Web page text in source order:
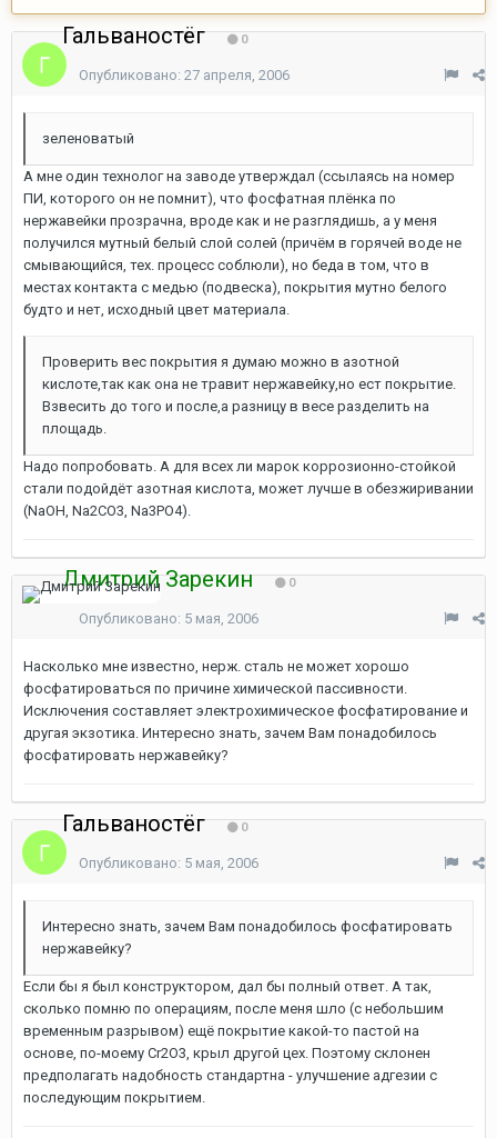
Гальваностёг 0
Опубликовано: 27 апреля, 2006
зеленоватый
А мне один технолог на заводе утверждал (ссылаясь на номер
ПИ, которого он не помнит), что фосфатная плёнка по
нержавейки прозрачна, вроде как и не разглядишь, а у меня
получился мутный белый слой солей (причём в горячей воде не
смывающийся, тех. процесс соблюли), но беда в том, что в
местах контакта с медью (подвеска), покрытия мутно белого
будто и нет, исходный цвет материала.
Проверить вес покрытия я думаю можно в азотной
кислоте,так как она не травит нержавейку,но ест покрытие.
Взвесить до того и после,а разницу в весе разделить на
площадь.
Надо попробовать. А для всех ли марок коррозионно-стойкой
стали подойдёт азотная кислота, может лучше в обезжиривании
(NaOH, Na2CO3, Na3PO4).
Дмитрий Зарекин 0
Опубликовано: 5 мая, 2006
Насколько мне известно, нерж. сталь не может хорошо
фосфатироваться по причине химической пассивности.
Исключения составляет электрохимическое фосфатирование и
другая экзотика. Интересно знать, зачем Вам понадобилось
фосфатировать нержавейку?
Гальваностёг 0
Опубликовано: 5 мая, 2006
Интересно знать, зачем Вам понадобилось фосфатировать
нержавейку?
Если бы я был конструктором, дал бы полный ответ. А так,
сколько помню по операциям, после меня шло (с небольшим
временным разрывом) ещё покрытие какой-то пастой на
основе, по-моему Cr2O3, крыл другой цех. Поэтому склонен
предполагать надобность стандартна - улучшение адгезии с
последующим покрытием.